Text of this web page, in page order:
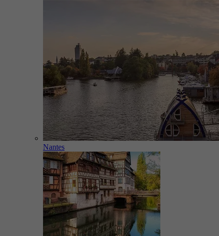
Nantes